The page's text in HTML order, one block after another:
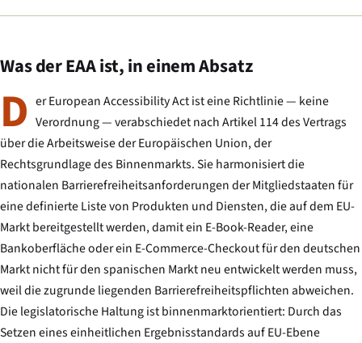
Was der EAA ist, in einem Absatz
D er European Accessibility Act ist eine Richtlinie — keine
Verordnung — verabschiedet nach Artikel 114 des Vertrags
über die Arbeitsweise der Europäischen Union, der
Rechtsgrundlage des Binnenmarkts. Sie harmonisiert die
nationalen Barrierefreiheitsanforderungen der Mitgliedstaaten für
eine definierte Liste von Produkten und Diensten, die auf dem EU-
Markt bereitgestellt werden, damit ein E-Book-Reader, eine
Bankoberfläche oder ein E-Commerce-Checkout für den deutschen
Markt nicht für den spanischen Markt neu entwickelt werden muss,
weil die zugrunde liegenden Barrierefreiheitspflichten abweichen.
Die legislatorische Haltung ist binnenmarktorientiert: Durch das
Setzen eines einheitlichen Ergebnisstandards auf EU-Ebene